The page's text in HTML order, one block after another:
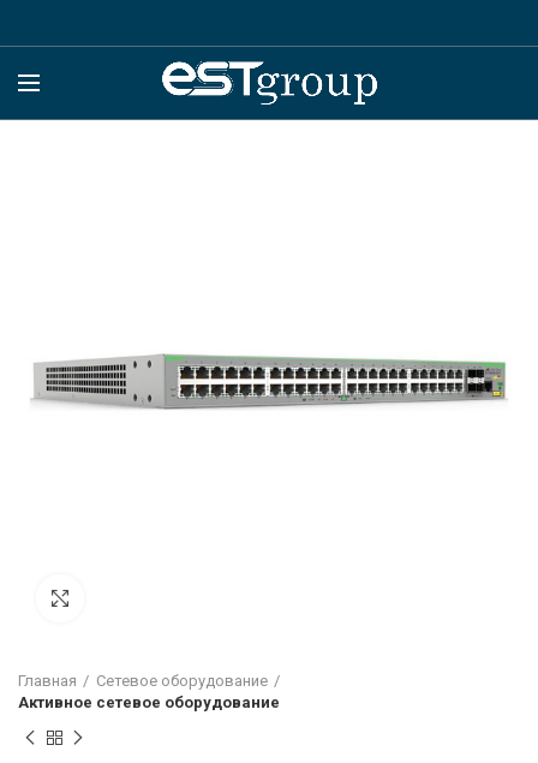
Главная
Сетевое оборудование
Активное сетевое оборудование